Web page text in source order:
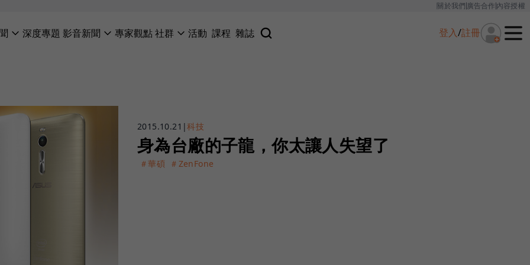
關於我們廣告合作內容授權
深度專題 影音新聞 專家觀點社群 活動 課程 雜誌 登入/註冊
2015.10.21 |科技
身為台廠的子龍，你太讓人失望了
＃華碩 ＃ZenFone